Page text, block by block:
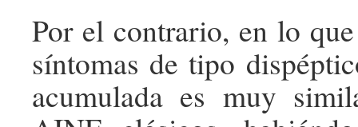
Por el contrario, en lo
síntomas de tipo
acumulada es muy